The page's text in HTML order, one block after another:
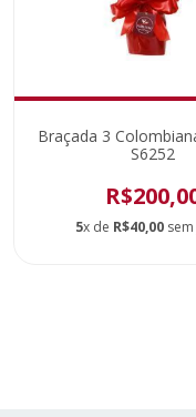
Braçada 3
S6252
5x de R$40,00